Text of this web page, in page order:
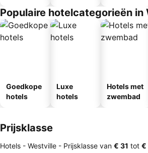
Populaire hotelcategorieën in
Goedkope
hotels
Luxe
hotels
Hotels met
zwembad
Prijsklasse
Hotels - Westville - Prijsklasse van ‎€ 31 tot ‎€